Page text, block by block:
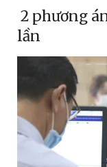
2 phương
lần